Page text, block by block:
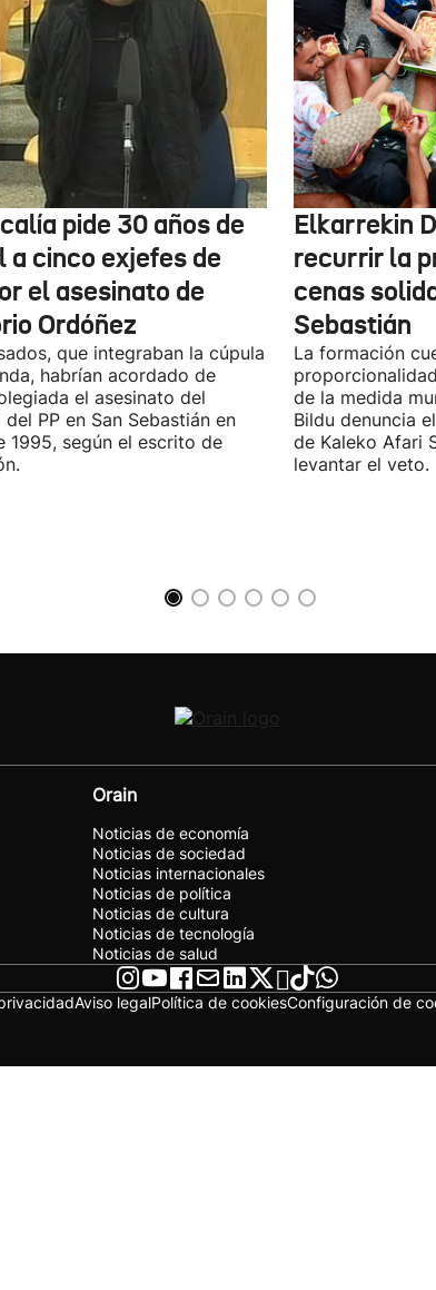
pide 30 años de
a cinco exjefes de
el asesinato de
Ordóñez
que integraban la cúpula
habrían acordado de
el asesinato del
PP en San Sebastián en
1995, según el escrito de
Elkarrekin
recurrir la
cenas
Sebastián
La formación
de la medida
Bildu denuncia
de Kaleko Afari
levantar el veto.
Orain
Noticias de economía
Noticias de sociedad
Noticias internacionales
Noticias de política
Noticias de cultura
Noticias de tecnología
Noticias de salud
Aviso legalPolítica de cookiesConfiguración de